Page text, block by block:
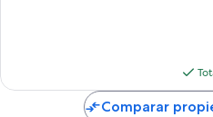
Reciclaje, focos LED y artículos
Amenidades de baño de
Televisiones LCD de 40
Armarios o clósets, áreas de
Comparar